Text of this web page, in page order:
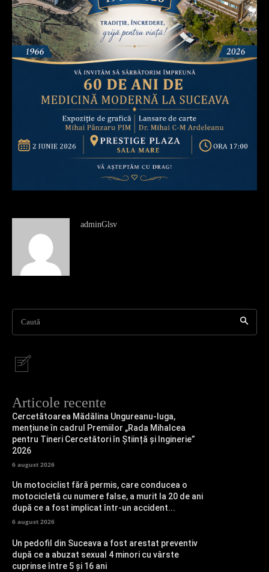
adminGlsv
Caută
Articole recente
Cercetătoarea Mădălina Ungureanu-Iuga,
mențiune în cadrul Premiilor „Rada Mihalcea
pentru Tineri Cercetători în Știință și Inginerie”
2026
6 august 2026
Un motociclist fără permis, care conducea o
motocicletă cu numere false, a murit la 20 de ani
după ce a fost implicat într-un accident...
6 august 2026
Un pedofil din Suceava a fost arestat preventiv
după ce a abuzat sexual 4 minori cu vârste
cuprinse între 5 și 16 ani